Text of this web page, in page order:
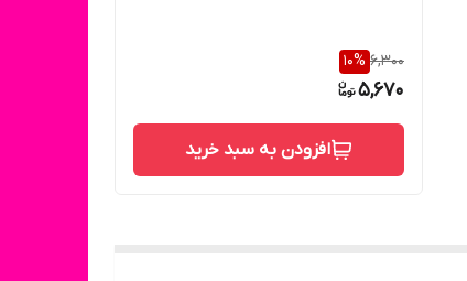
6,300
10%
5,670
افزودن به سبد خرید